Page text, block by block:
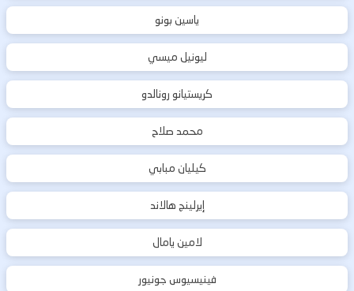
ياسين بونو
ليونيل ميسي
كريستيانو رونالدو
محمد صلاح
كيليان مبابي
إيرلينج هالاند
لامين يامال
فينيسيوس جونيور